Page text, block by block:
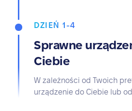
DZIEŃ 1-4
Sprawne
Ciebie
W zależności od Twoich
urządzenie do Ciebie lub